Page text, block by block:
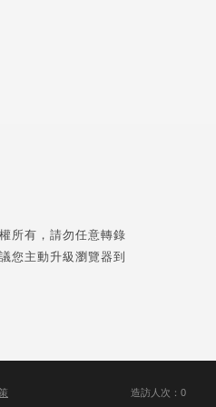
所有，請勿任意轉錄
您主動升級瀏覽器到
造訪人次：0